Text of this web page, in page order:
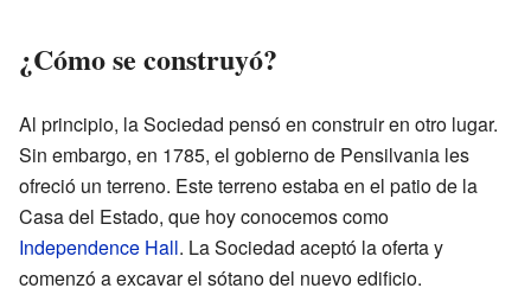
¿Cómo se construyó?
Al principio, la Sociedad pensó en construir en otro lugar.
Sin embargo, en 1785, el gobierno de Pensilvania les
ofreció un terreno. Este terreno estaba en el patio de la
Casa del Estado, que hoy conocemos como
Independence Hall. La Sociedad aceptó la oferta y
comenzó a excavar el sótano del nuevo edificio.